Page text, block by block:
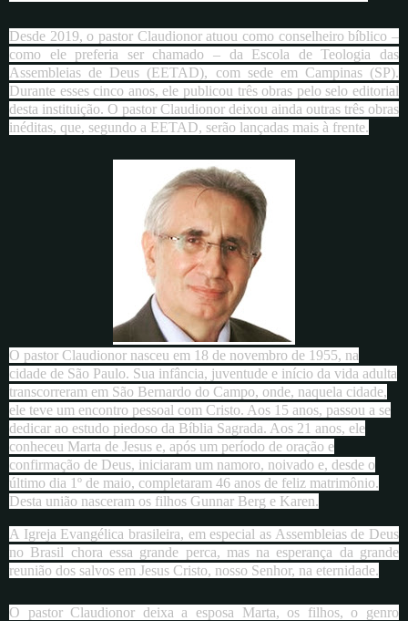
Desde 2019, o pastor Claudionor atuou como conselheiro bíblico –
como ele preferia ser chamado – da Escola de Teologia das
Assembleias de Deus (EETAD), com sede em Campinas (SP).
Durante esses cinco anos, ele publicou três obras pelo selo editorial
desta instituição. O pastor Claudionor deixou ainda outras três obras
inéditas, que, segundo a EETAD, serão lançadas mais à frente.
O pastor Claudionor nasceu em 18 de novembro de 1955, na
cidade de São Paulo. Sua infância, juventude e início da vida adulta
transcorreram em São Bernardo do Campo, onde, naquela cidade,
ele teve um encontro pessoal com Cristo. Aos 15 anos, passou a se
dedicar ao estudo piedoso da Bíblia Sagrada. Aos 21 anos, ele
conheceu Marta de Jesus e, após um período de oração e
confirmação de Deus, iniciaram um namoro, noivado e, desde o
último dia 1º de maio, completaram 46 anos de feliz matrimônio.
Desta união nasceram os filhos Gunnar Berg e Karen.
A Igreja Evangélica brasileira, em especial as Assembleias de Deus
no Brasil chora essa grande perca, mas na esperança da grande
reunião dos salvos em Jesus Cristo, nosso Senhor, na eternidade.
O pastor Claudionor deixa a esposa Marta, os filhos, o genro